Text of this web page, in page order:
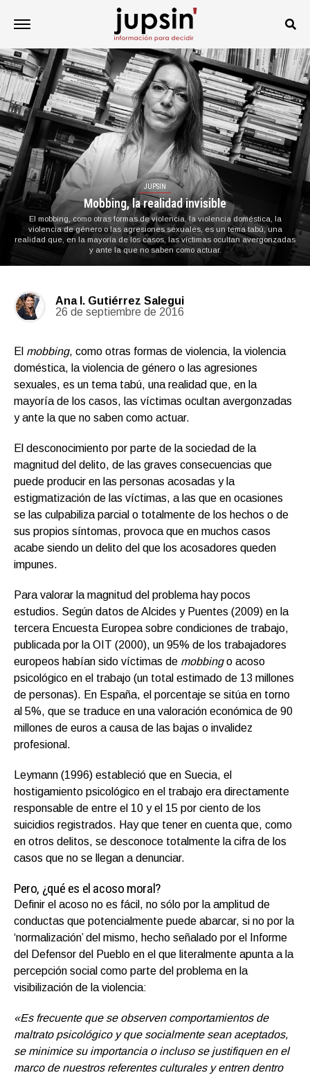
JUPSIN
Mobbing, la realidad invisible
El mobbing, como otras formas de violencia, la violencia doméstica, la
violencia de género o las agresiones sexuales, es un tema tabú, una
realidad que, en la mayoría de los casos, las víctimas ocultan avergonzadas
y ante la que no saben como actuar.
Ana I. Gutiérrez Salegui
26 de septiembre de 2016
El mobbing, como otras formas de violencia, la violencia
doméstica, la violencia de género o las agresiones
sexuales, es un tema tabú, una realidad que, en la
mayoría de los casos, las víctimas ocultan avergonzadas
y ante la que no saben como actuar.
El desconocimiento por parte de la sociedad de la
magnitud del delito, de las graves consecuencias que
puede producir en las personas acosadas y la
estigmatización de las víctimas, a las que en ocasiones
se las culpabiliza parcial o totalmente de los hechos o de
sus propios síntomas, provoca que en muchos casos
acabe siendo un delito del que los acosadores queden
impunes.
Para valorar la magnitud del problema hay pocos
estudios. Según datos de Alcides y Puentes (2009) en la
tercera Encuesta Europea sobre condiciones de trabajo,
publicada por la OIT (2000), un 95% de los trabajadores
europeos habían sido víctimas de mobbingo acoso
psicológico en el trabajo (un total estimado de 13 millones
de personas). En España, el porcentaje se sitúa en torno
al 5%, que se traduce en una valoración económica de 90
millones de euros a causa de las bajas o invalidez
profesional.
Leymann (1996) estableció que en Suecia, el
hostigamiento psicológico en el trabajo era directamente
responsable de entre el 10 y el 15 por ciento de los
suicidios registrados. Hay que tener en cuenta que, como
en otros delitos, se desconoce totalmente la cifra de los
casos que no se llegan a denunciar.
Pero, ¿qué es el acoso moral?
Definir el acoso no es fácil, no sólo por la amplitud de
conductas que potencialmente puede abarcar, si no por la
‘normalización’ del mismo, hecho señalado por el Informe
del Defensor del Pueblo en el que literalmente apunta a la
percepción social como parte del problema en la
visibilización de la violencia:
«Es frecuente que se observen comportamientos de
maltrato psicológico y que socialmente sean aceptados,
se minimice su importancia o incluso se justifiquen en el
marco de nuestros referentes culturales y entren dentro